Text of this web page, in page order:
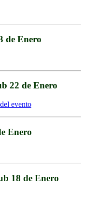
de Enero
22 de Enero
evento
Enero
18 de Enero